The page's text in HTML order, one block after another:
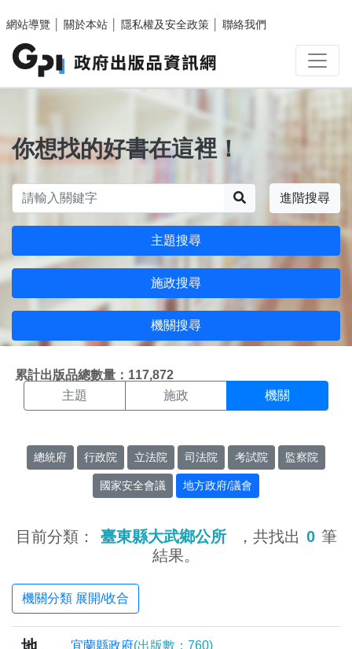
網站導覽
關於本站 隱私權及安全政策 聯絡我們
你想找的好書在這裡！
進階搜尋
主題搜尋
施政搜尋
機關搜尋
累計出版品總數量：117,872
機關搜尋結果頁面
主題 施政 機關
總統府 行政院 立法院 司法院 考試院 監察院
國家安全會議 地方政府/議會
目前分類： 臺東縣大武鄉公所 ，共找出 0 筆
結果。
機關分類 展開/收合
宜蘭縣政府(出版數：760)